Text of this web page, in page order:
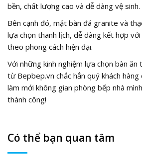
bền, chất lượng cao và dễ dàng vệ sinh.
Bên cạnh đó, mặt bàn đá granite và
lựa chọn thanh lịch, dễ dàng kết hợp
theo phong cách hiện đại.
Với những kinh nghiệm lựa chọn bàn
từ Bepbep.vn chắc hẳn quý khách
làm mới không gian phòng bếp nhà
thành công!
Có thể bạn quan tâm